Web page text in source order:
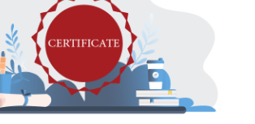
اصطلاحات تخصصی انگلیسی علوم
آینده بدون لمس
FUTURE